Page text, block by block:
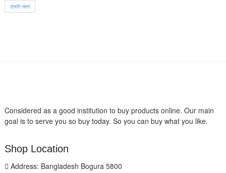
হাসলি মালা
Considered as a good institution to buy products online. Our main
goal is to serve you so buy today. So you can buy what you like.
Shop Location
Address: Bangladesh Bogura 5800